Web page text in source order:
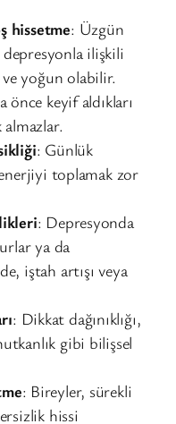
hissetme: Üzgün
ilişkili
yoğun olabilir.
önce keyif aldıkları
: Günlük
toplamak zor
: Depresyonda
ya da
iştah artışı veya
: Dikkat dağınıklığı,
gibi bilişsel
: Bireyler, sürekli
hissi